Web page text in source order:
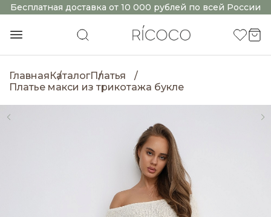
Бесплатная доставка от 10 000 рублей по всей России
ГлавнаяКаталогПлатья
Платье макси из трикотажа букле